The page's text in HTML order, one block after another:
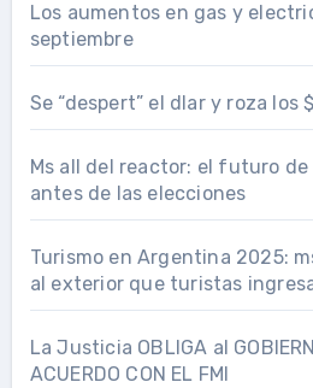
Los aumentos en gas y
septiembre
Se “despert” el dlar y roza los
Ms all del reactor: el futuro de
antes de las elecciones
Turismo en Argentina 2025:
al exterior que turistas
La Justicia OBLIGA al
ACUERDO CON EL FMI